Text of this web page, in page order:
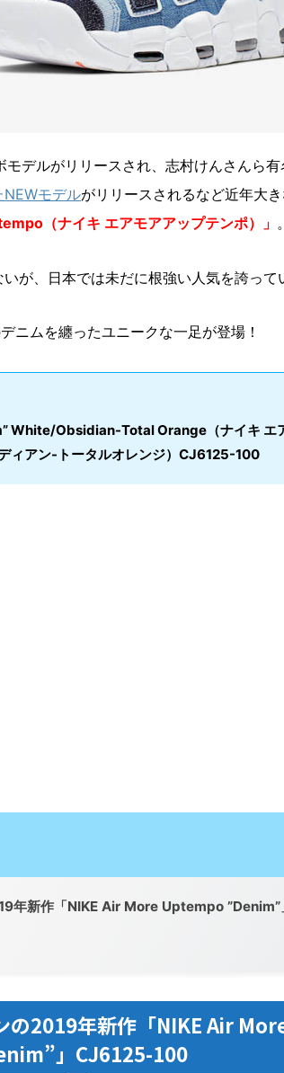
デルがリリースされ、志村けんさんら有
モデルがリリースされるなど近年大
（ナイキ エアモアアップテンポ）」 。
が、日本では未だに根強い人気を誇って
ニムを纏ったユニークな一足が登場！
White/Obsidian-Total Orange（ナイキ エ
ィアン-トータルオレンジ）CJ6125-100
年新作「NIKE Air More Uptempo
の2019年新作「NIKE Air
」CJ6125-100